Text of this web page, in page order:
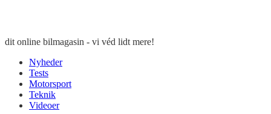
dit online bilmagasin - vi véd lidt mere!
Nyheder
Tests
Motorsport
Teknik
Videoer